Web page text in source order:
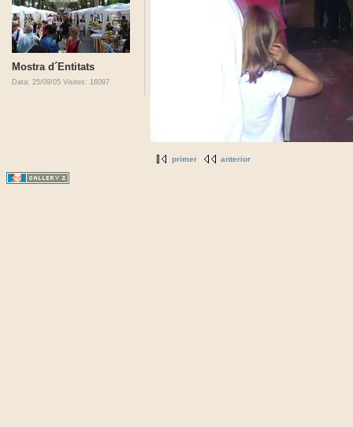
Mostra d´Entitats
Data: 25/09/05 Visites: 16097
primer anterior